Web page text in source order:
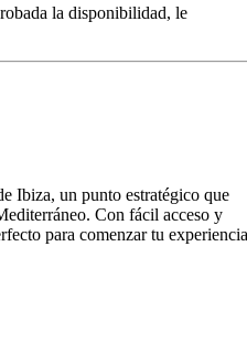
la disponibilidad, le
Ibiza, un punto estratégico que
Con fácil acceso y
para comenzar tu experiencia